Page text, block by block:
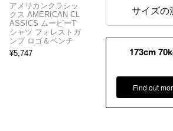
サイズの
173cm
Find out
アメリカンクラシッ
クス AMERICAN CL
ASSICS ムービーT
シャツ フォレストガ
ンプ ロゴ＆ベンチ
¥5,747